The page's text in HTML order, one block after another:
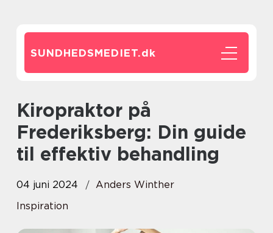
SUNDHEDSMEDIET.dk
Kiropraktor på
Frederiksberg: Din guide
til effektiv behandling
04 juni 2024
Anders Winther
Inspiration